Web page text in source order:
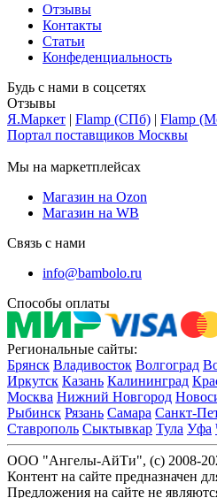
Отзывы
Контакты
Статьи
Конфеденциальность
Будь с нами в соцсетях
Отзывы
Я.Маркет | Flamp (СПб) | Flamp
Портал поставщиков Москвы
Мы на маркетплейсах
Магазин на Ozon
Магазин на WB
Связь с нами
info@bambolo.ru
Способы оплаты
Региональные сайты:
Брянск Владивосток Волгоград
Иркутск Казань Калининград
Москва Нижний Новгород
Рыбинск Рязань Самара Санкт-
Ставрополь Сыктывкар Тула Уфа
ООО "Ангелы-АйТи", (c) 2008-
Контент на сайте предназначен
Предложения на сайте не